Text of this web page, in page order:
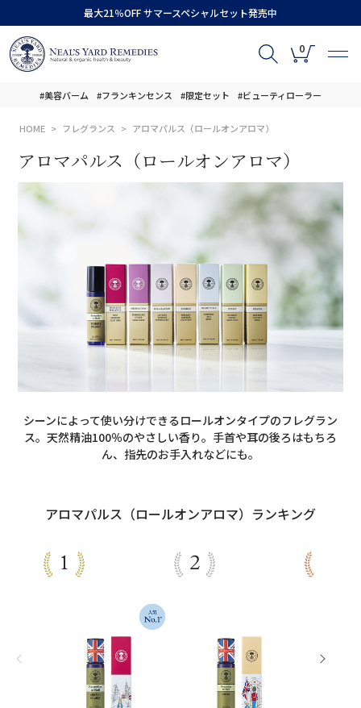
最大21％OFF サマースペシャルセット発売中
0
#美容バーム #フランキンセンス #限定セット #ビューティローラー
HOME フレグランス アロマパルス（ロールオンアロマ）
アロマパルス（ロールオンアロマ）
シーンによって使い分けできるロールオンタイプのフレグラン
ス。天然精油100％のやさしい香り。手首や耳の後ろはもちろ
ん、指先のお手入れなどにも。
アロマパルス（ロールオンアロマ）ランキング